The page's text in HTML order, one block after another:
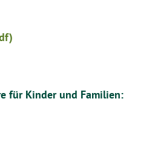
für Kinder und Familien: